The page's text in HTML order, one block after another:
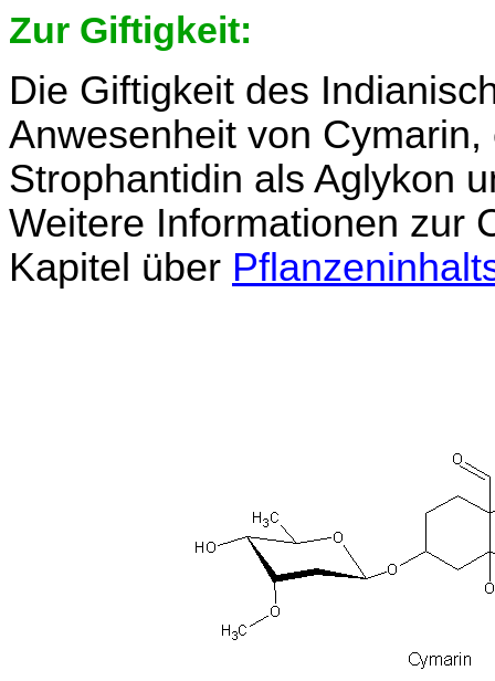
Zur Giftigkeit:
Die Giftigkeit des
Anwesenheit von
Strophantidin als Aglykon
Weitere Informationen zur
Kapitel über